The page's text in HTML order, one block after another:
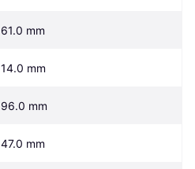
61.0 mm
14.0 mm
96.0 mm
47.0 mm